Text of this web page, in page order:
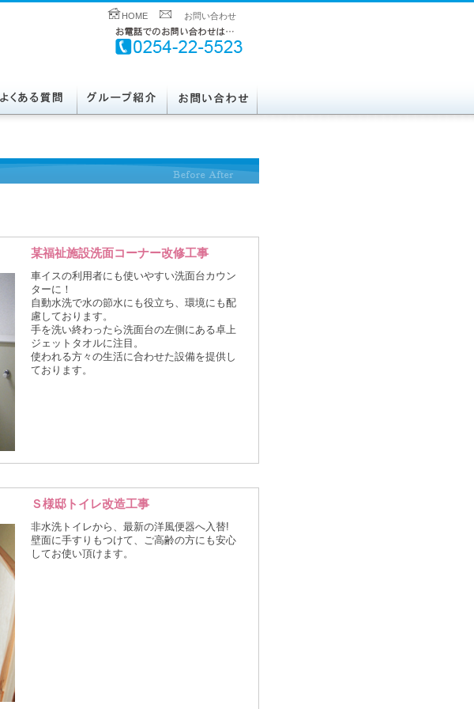
HOME お問い合わせ
某福祉施設洗面コーナー改修工事
車イスの利用者にも使いやすい洗面台カウン
ターに！
自動水洗で水の節水にも役立ち、環境にも配
慮しております。
手を洗い終わったら洗面台の左側にある卓上
ジェットタオルに注目。
使われる方々の生活に合わせた設備を提供し
ております。
Ｓ様邸トイレ改造工事
非水洗トイレから、最新の洋風便器へ入替!
壁面に手すりもつけて、ご高齢の方にも安心
してお使い頂けます。